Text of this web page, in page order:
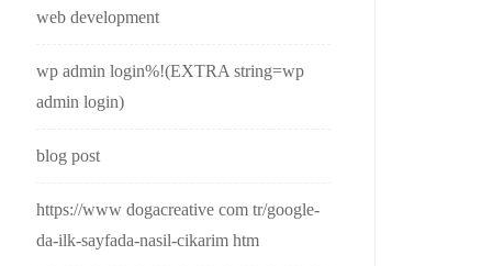
web development
wp admin login%!(EXTRA string=wp
admin login)
blog post
https://www dogacreative com tr/google-
da-ilk-sayfada-nasil-cikarim htm